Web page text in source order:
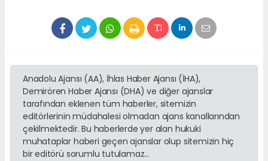
Anadolu Ajansı (AA), İhlas Haber Ajansı (İHA),
Demirören Haber Ajansı (DHA) ve diğer ajanslar
tarafından eklenen tüm haberler, sitemizin
editörlerinin müdahalesi olmadan ajans kanallarından
çekilmektedir. Bu haberlerde yer alan hukuki
muhataplar haberi geçen ajanslar olup sitemizin hiç
bir editörü sorumlu tutulamaz...